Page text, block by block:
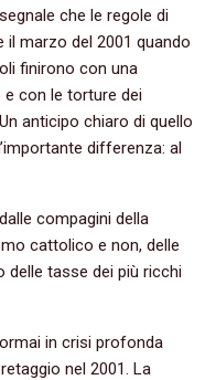
che le regole di
il marzo del 2001 quando
finirono con una
con le torture dei
anticipo chiaro di quello
differenza: al
compagini della
cattolico e non, delle
delle tasse dei più ricchi
in crisi profonda
nel 2001. La